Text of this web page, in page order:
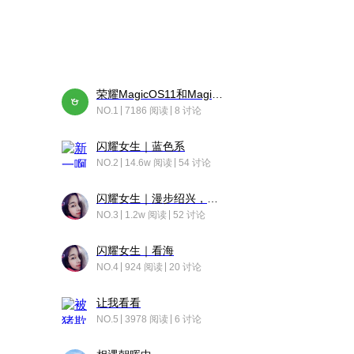
NO.1 7186 阅读 8 讨论
闪耀女生｜蓝色系
NO.2 14.6w 阅读 54 讨论
NO.3 1.2w 阅读 52 讨论
闪耀女生｜看海
NO.4 924 阅读 20 讨论
让我看看
NO.5 3978 阅读 6 讨论